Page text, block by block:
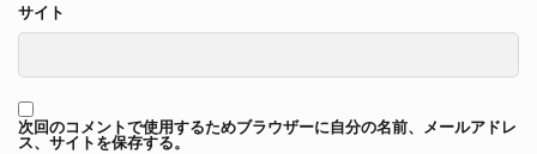
サイト
次回のコメントで使用するためブラウザーに自分の名前、メールアドレ
ス、サイトを保存する。